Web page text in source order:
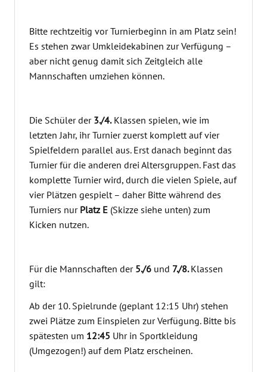
Bitte rechtzeitig vor Turnierbeginn in am Platz sein!
Es stehen zwar Umkleidekabinen zur Verfügung –
aber nicht genug damit sich Zeitgleich alle
Mannschaften umziehen können.
Die Schüler der 3./4.Klassen spielen, wie im
letzten Jahr, ihr Turnier zuerst komplett auf vier
Spielfeldern parallel aus. Erst danach beginnt das
Turnier für die anderen drei Altersgruppen. Fast das
komplette Turnier wird, durch die vielen Spiele, auf
vier Plätzen gespielt – daher Bitte während des
Turniers nur Platz E (Skizze siehe unten) zum
Kicken nutzen.
Für die Mannschaften der 5./6 und 7./8.Klassen
gilt:
Ab der 10. Spielrunde (geplant 12:15 Uhr) stehen
zwei Plätze zum Einspielen zur Verfügung. Bitte bis
spätesten um 12:45 Uhr in Sportkleidung
(Umgezogen!) auf dem Platz erscheinen.